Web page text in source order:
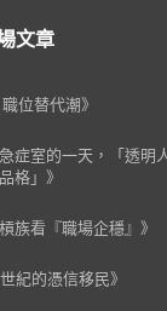
文章
職位替代潮》
急症室的一天，「透明
格」》
槓族看『職場企穩』》
世紀的憑信移民》